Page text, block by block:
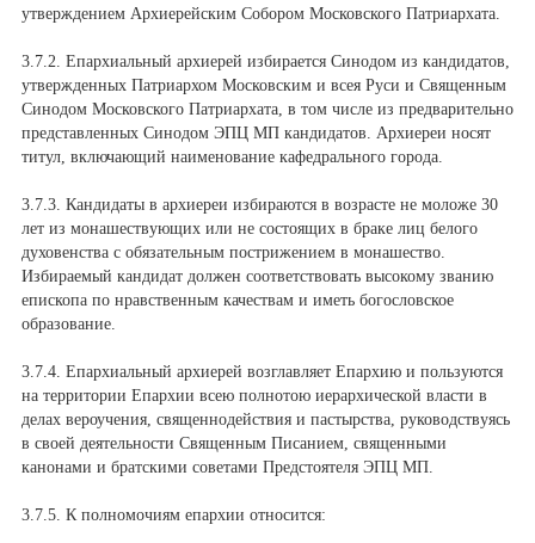
утверждением Архиерейским Собором Московского Патриархата.
3.7.2. Епархиальный архиерей избирается Синодом из кандидатов,
утвержденных Патриархом Московским и всея Руси и Священным
Синодом Московского Патриархата, в том числе из предварительно
представленных Синодом ЭПЦ МП кандидатов. Архиереи носят
титул, включающий наименование кафедрального города.
3.7.3. Кандидаты в архиереи избираются в возрасте не моложе 30
лет из монашествующих или не состоящих в браке лиц белого
духовенства с обязательным пострижением в монашество.
Избираемый кандидат должен соответствовать высокому званию
епископа по нравственным качествам и иметь богословское
образование.
3.7.4. Епархиальный архиерей возглавляет Епархию и пользуются
на территории Епархии всею полнотою иерархической власти в
делах вероучения, священнодействия и пастырства, руководствуясь
в своей деятельности Священным Писанием, священными
канонами и братскими советами Предстоятеля ЭПЦ МП.
3.7.5. К полномочиям епархии относится: